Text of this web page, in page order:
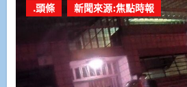
.頭條 新聞來源:焦點時報